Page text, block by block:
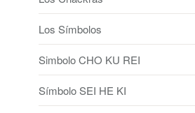
Los Símbolos
Simbolo CHO KU REI
Símbolo SEI HE KI